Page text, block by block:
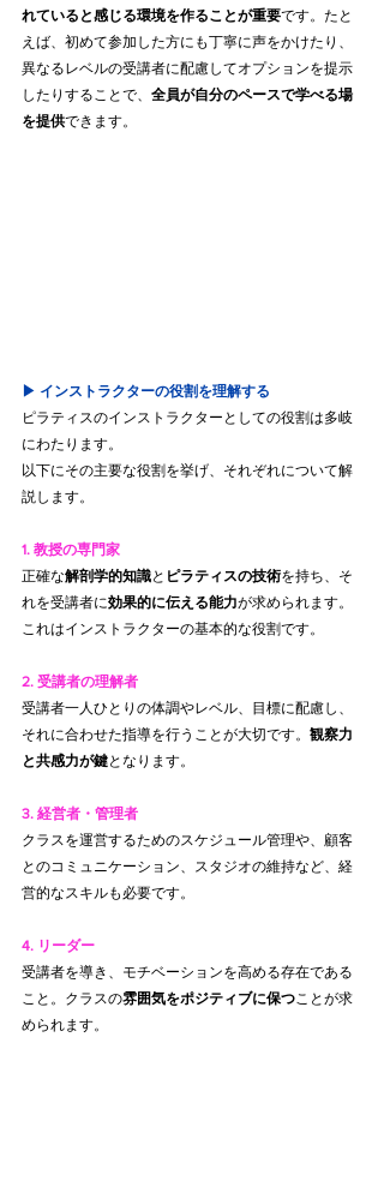
れていると感じる環境を作ることが重要です。たと
えば、初めて参加した方にも丁寧に声をかけたり、
異なるレベルの受講者に配慮してオプションを提示
したりすることで、 全員が自分のペースで学べる場
を提供できます。
▶︎ インストラクターの役割を理解する
ピラティスのインストラクターとしての役割は多岐
にわたります。
以下にその主要な役割を挙げ、それぞれについて解
説します。
1. 教授の専門家
正確な解剖学的知識と ピラティスの技術を持ち、そ
れを受講者に効果的に伝える能力が求められます。
これはインストラクターの基本的な役割です。
2. 受講者の理解者
受講者一人ひとりの体調やレベル、目標に配慮し、
それに合わせた指導を行うことが大切です。 観察力
と共感力が鍵となります。
3. 経営者・管理者
クラスを運営するためのスケジュール管理や、顧客
とのコミュニケーション、スタジオの維持など、経
営的なスキルも必要です。
4. リーダー
受講者を導き、モチベーションを高める存在である
こと。クラスの雰囲気をポジティブに保つことが求
められます。